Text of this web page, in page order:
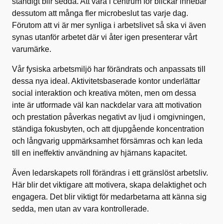
dessutom att många fler microbeslut tas varje dag.
Förutom att vi är mer synliga i arbetslivet så ska vi även
synas utanför arbetet där vi åter igen presenterar vårt
varumärke.
Vår fysiska arbetsmiljö har förändrats och anpassats till
dessa nya ideal. Aktivitetsbaserade kontor underlättar
social interaktion och kreativa möten, men om dessa
inte är utformade väl kan nackdelar vara att motivation
och prestation påverkas negativt av ljud i omgivningen,
ständiga fokusbyten, och att djupgående koncentration
och långvarig uppmärksamhet försämras och kan leda
till en ineffektiv användning av hjärnans kapacitet.
Även ledarskapets roll förändras i ett gränslöst arbetsliv.
Här blir det viktigare att motivera, skapa delaktighet och
engagera. Det blir viktigt för medarbetarna att känna sig
sedda, men utan av vara kontrollerade.